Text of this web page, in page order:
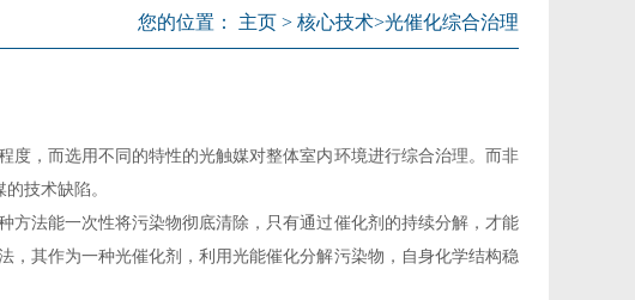
您的位置： 主页 > 核心技术>光催化综合治理
，而选用不同的特性的光触媒对整体室内环境进行综合治理。而非
技术缺陷。
法能一次性将污染物彻底清除，只有通过催化剂的持续分解，才能
其作为一种光催化剂，利用光能催化分解污染物，自身化学结构稳